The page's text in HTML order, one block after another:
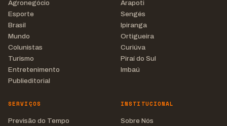
Agronegócio
Esporte
Brasil
Mundo
Colunistas
Turismo
Entretenimento
Publieditorial
Arapoti
Sengés
Ipiranga
Ortigueira
Curiúva
Piraí do Sul
Imbaú
SERVIÇOS
Previsão do Tempo
INSTITUCIONAL
Sobre Nós